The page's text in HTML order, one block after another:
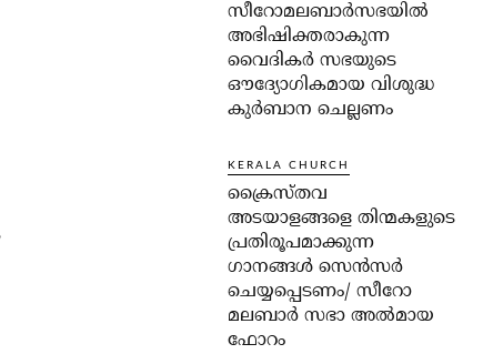
സീറോമലബാർസഭയിൽ
അഭിഷിക്തരാകുന്ന
വൈദികർ സഭയുടെ
ഔദ്യോഗികമായ വിശുദ്ധ
കുർബാന ചെല്ലണം
KERALA CHURCH
ക്രൈസ്തവ
അടയാളങ്ങളെ തിന്മകളുടെ
പ്രതിരൂപമാക്കുന്ന
ഗാനങ്ങൾ സെൻസർ
ചെയ്യപ്പെടണം/ സീറോ
മലബാർ സഭാ അൽമായ
ഫോറം